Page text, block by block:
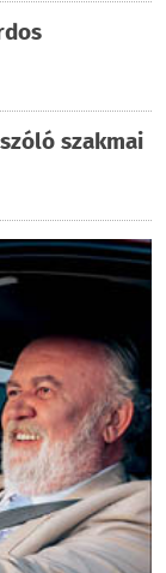
szakmai